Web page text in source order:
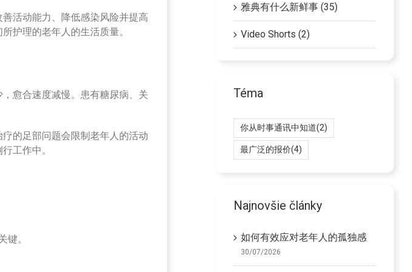
活动能力、降低感染风险并提高
护理的老年人的生活质量。
愈合速度减慢。患有糖尿病、关
的足部问题会限制老年人的活动
工作中。
键。
雅典有什么新鲜事 (35)
Video Shorts (2)
Téma
你从时事通讯中知道(2)
最广泛的报价(4)
Najnovšie články
如何有效应对老年人的孤独感
30/07/2026